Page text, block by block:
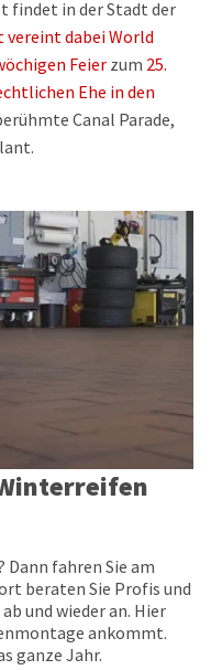
findet in der Stadt der
vereint dabei World
Feier zum 25.
Ehe in den
Canal Parade,
Dann fahren Sie am
beraten Sie Profis und
und wieder an. Hier
ankommt.
ganze Jahr.